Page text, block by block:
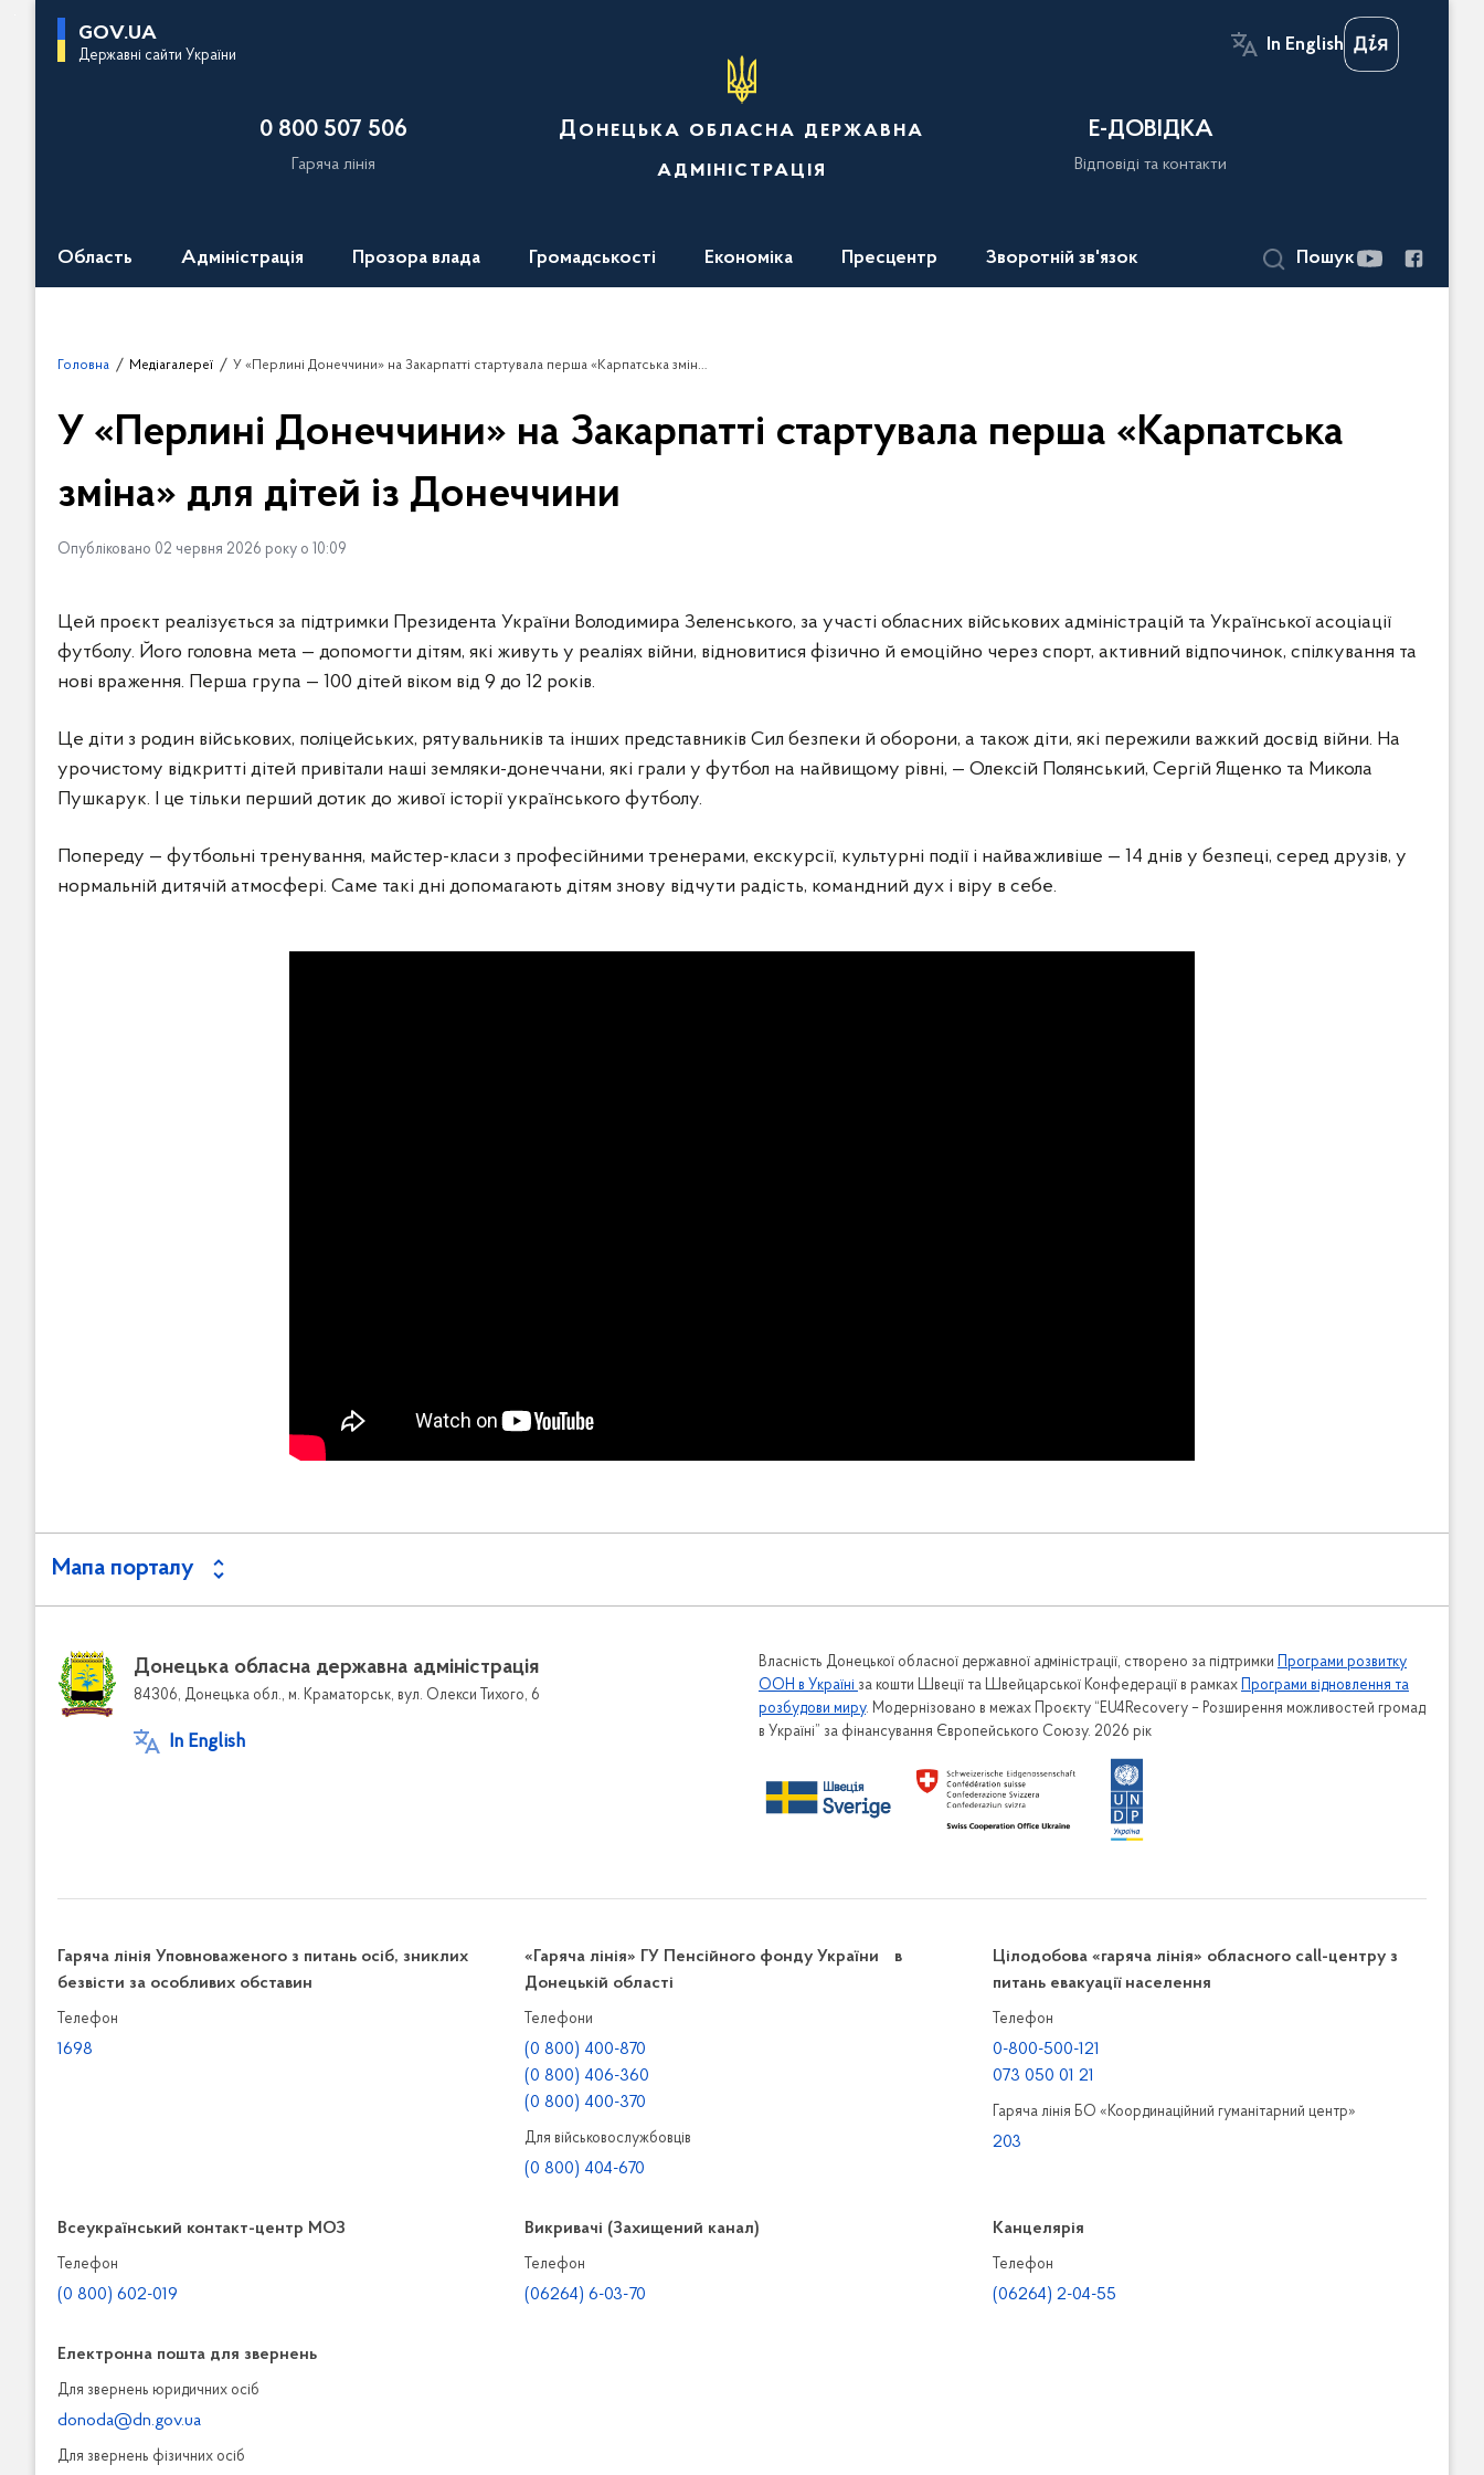
GOV.UA
Державні сайти України
In English
0 800 507 506
Гаряча лінія
Донецька обласна державна
адміністрація
Е-ДОВІДКА
Відповіді та контакти
Область Адміністрація Прозора влада Громадськості Економіка Пресцентр Зворотній зв'язок Пошук
Головна Медіагалереї У «Перлині Донеччини» на Закарпатті стартувала перша «Карпатська зміна» для дітей із Донеччини
У «Перлині Донеччини» на Закарпатті стартувала перша «Карпатська
зміна» для дітей із Донеччини
Опубліковано 02 червня 2026 року о 10:09
Цей проєкт реалізується за підтримки Президента України Володимира Зеленського, за участі обласних військових адміністрацій та Української асоціації
футболу. Його головна мета — допомогти дітям, які живуть у реаліях війни, відновитися фізично й емоційно через спорт, активний відпочинок, спілкування та
нові враження. Перша група — 100 дітей віком від 9 до 12 років.
Це діти з родин військових, поліцейських, рятувальників та інших представників Сил безпеки й оборони, а також діти, які пережили важкий досвід війни. На
урочистому відкритті дітей привітали наші земляки-донеччани, які грали у футбол на найвищому рівні, — Олексій Полянський, Сергій Ященко та Микола
Пушкарук. І це тільки перший дотик до живої історії українського футболу.
Попереду — футбольні тренування, майстер-класи з професійними тренерами, екскурсії, культурні події і найважливіше — 14 днів у безпеці, серед друзів, у
нормальній дитячій атмосфері. Саме такі дні допомагають дітям знову відчути радість, командний дух і віру в себе.
Мапа порталу
Донецька обласна державна адміністрація
84306, Донецька обл., м. Краматорськ, вул. Олекси Тихого, 6
In English
Власність Донецької обласної державної адміністрації, створено за підтримки Програми розвитку
ООН в Україні за кошти Швеції та Швейцарської Конфедерації в рамках Програми відновлення та
розбудови миру. Модернізовано в межах Проєкту “EU4Recovery – Розширення можливостей громад
в Україні” за фінансування Європейського Союзу. 2026 рік
Гаряча лінія Уповноваженого з питань осіб, зниклих
безвісти за особливих обставин
Телефон
1698
«Гаряча лінія» ГУ Пенсійного фонду України в
Донецькій області
Телефони
(0 800) 400-870
(0 800) 406-360
(0 800) 400-370
Для військовослужбовців
(0 800) 404-670
Цілодобова «гаряча лінія» обласного call-центру з
питань евакуації населення
Телефон
0-800-500-121
073 050 01 21
Гаряча лінія БО «Координаційний гуманітарний центр»
203
Всеукраїнський контакт-центр МОЗ
Телефон
(0 800) 602-019
Викривачі (Захищений канал)
Телефон
(06264) 6-03-70
Канцелярiя
Телефон
(06264) 2-04-55
Електронна пошта для звернень
Для звернень юридичних осiб
donoda@dn.gov.ua
Для звернень фізичних осiб